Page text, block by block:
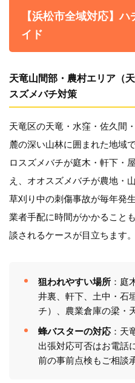
【浜松市全域対応】
イド
天竜山間部・農村エリア（
スズメバチ対策
天竜区の天竜・水窪・佐久間
麓の深い山林に囲まれた地域
ロスズメバチが庭木・軒下・
え、オオスズメバチが農地・
草刈り中の刺傷事故が毎年発
業者手配に時間がかかること
談されるケースが目立ちます。
狙われやすい場所：庭
井裏、軒下、土中・石
チ）、農業倉庫の梁・
蜂バスターの対応：天
出張対応可否はお電話
前の事前点検もご相談